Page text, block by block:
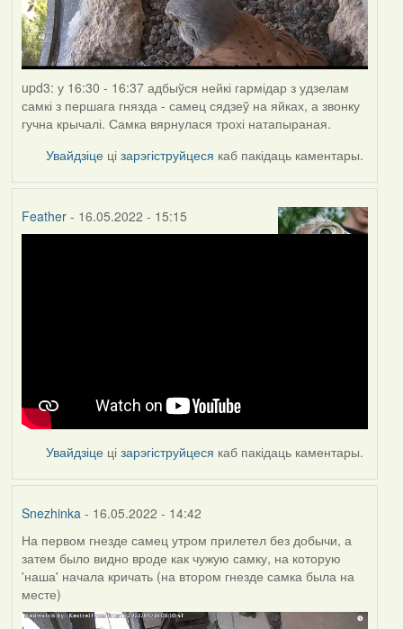
upd3: у 16:30 - 16:37 адбыўся нейкі гармідар з удзелам
самкі з першага гнязда - самец сядзеў на яйках, а звонку
гучна крычалі. Самка вярнулася трохі натапыраная.
Увайдзіце цізарэгіструйцеся каб пакідаць каментары.
Feather- 16.05.2022 - 15:15
Увайдзіце цізарэгіструйцеся каб пакідаць каментары.
Snezhinka - 16.05.2022 - 14:42
На первом гнезде самец утром прилетел без добычи, а
затем было видно вроде как чужую самку, на которую
'наша' начала кричать (на втором гнезде самка была на
месте)